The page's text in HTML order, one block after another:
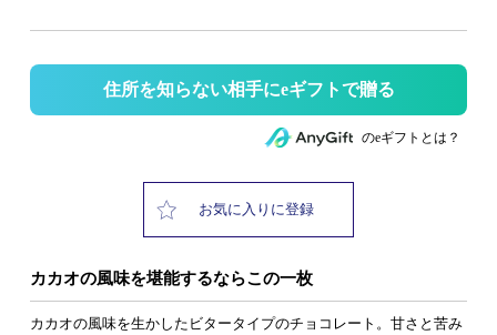
住所を知らない相手にeギフトで贈る
のeギフトとは？
お気に入りに登録
カカオの風味を堪能するならこの一枚
カカオの風味を生かしたビタータイプのチョコレート。甘さと苦み